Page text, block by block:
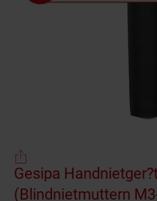
Gesipa
(Blindnietmuttern